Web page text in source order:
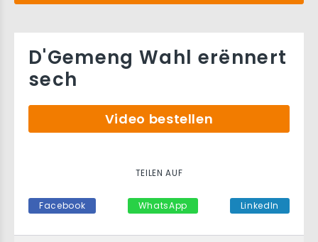
D'Gemeng Wahl erënnert
sech
Video bestellen
TEILEN AUF
Facebook WhatsApp LinkedIn